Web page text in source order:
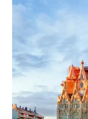
Vedi la nostra offerta
Chi siamo
La nostra organizzazione
Carriera
Lavora con noi